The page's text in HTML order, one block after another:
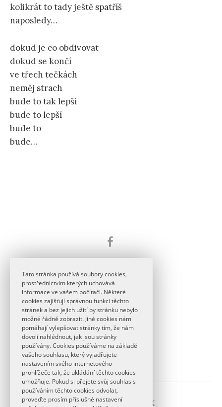
Tato stránka používá soubory cookies,
prostřednictvím kterých uchovává
informace ve vašem počítači. Některé
cookies zajišťují správnou funkci těchto
stránek a bez jejich užití by stránku nebylo
možné řádně zobrazit. Jiné cookies nám
pomáhají vylepšovat stránky tím, že nám
dovolí nahlédnout, jak jsou stránky
používány. Cookies používáme na základě
vašeho souhlasu, který vyjadřujete
nastavením svého internetového
prohlížeče tak, že ukládání těchto cookies
umožňuje. Pokud si přejete svůj souhlas s
používáním těchto cookies odvolat,
proveďte prosím příslušné nastavení
kolikrát to tady ještě spatříš
naposledy…
dokud je co obdivovat
dokud se končí
ve třech tečkách
neměj strach
bude to tak lepší
bude to lepší
bude to
bude…
KONTAKT
basnici@ff.cuni.cz
© 2026 Básníci na FF UK